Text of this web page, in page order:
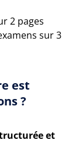
2 pages
sur 3
est
?
et